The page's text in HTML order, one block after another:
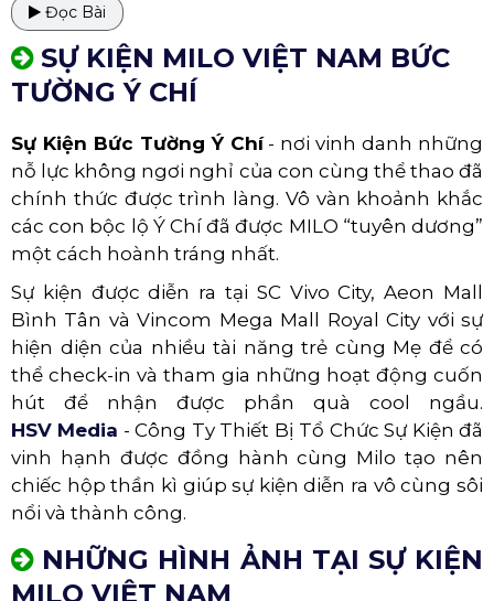
Đọc Bài
SỰ KIỆN MILO VIỆT NAM BỨC
TƯỜNG Ý CHÍ
Sự Kiện Bức Tường Ý Chí- nơi vinh danh những
nỗ lực không ngơi nghỉ của con cùng thể thao đã
chính thức được trình làng. Vô vàn khoảnh khắc
các con bộc lộ Ý Chí đã được MILO “tuyên dương”
một cách hoành tráng nhất.
Sự kiện được diễn ra tại SC Vivo City, Aeon Mall
Bình Tân và Vincom Mega Mall Royal City với sự
hiện diện của nhiều tài năng trẻ cùng Mẹ để có
thể check-in và tham gia những hoạt động cuốn
hút để nhận được phần quà cool ngầu.
HSV Media - Công Ty Thiết Bị Tổ Chức Sự Kiện đã
vinh hạnh được đồng hành cùng Milo tạo nên
chiếc hộp thần kì giúp sự kiện diễn ra vô cùng sôi
nổi và thành công.
NHỮNG HÌNH ẢNH TẠI SỰ KIỆN
MILO VIỆT NAM